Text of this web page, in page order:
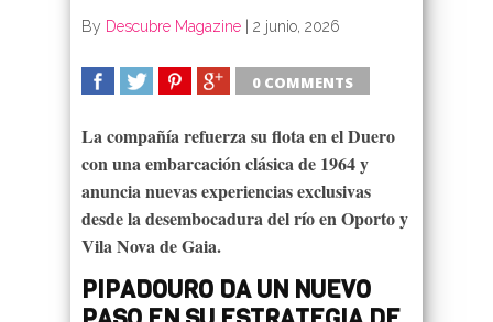
By Descubre Magazine 2 junio, 2026
0 COMMENTS
La compañía refuerza su flota en el Duero
con una embarcación clásica de 1964 y
anuncia nuevas experiencias exclusivas
desde la desembocadura del río en Oporto y
Vila Nova de Gaia.
PIPADOURO DA UN NUEVO